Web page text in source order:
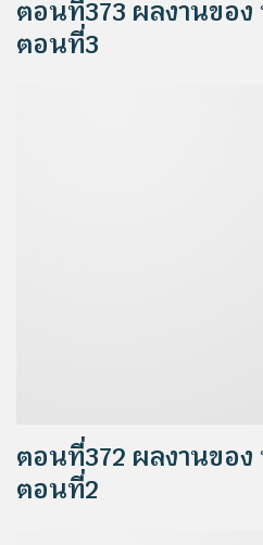
ตอนที่373 ผลงานขอ
ตอนที่3
ตอนที่372 ผลงานขอ
ตอนที่2